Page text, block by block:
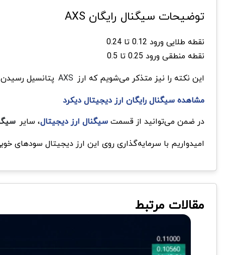
توضیحات سیگنال رایگان
نقطه طلایی ورود 0.12 تا 0.24
نقطه منطقی ورود 0.25 تا 0.5
این نکته را نیز متذکر می‌شویم که ارز AXS پتانسیل رسیدن به ۲۰۰ دلار را
مشاهده سیگنال رایگان ارز دیجیتال دیکرد
در ضمن می‌توانید از قسمتسیگنال ارز دیجیتال، سایر
امیدواریم با سرمایه‌گذاری روی این ارز دیجیتال سودهای
مقالات مرتبط